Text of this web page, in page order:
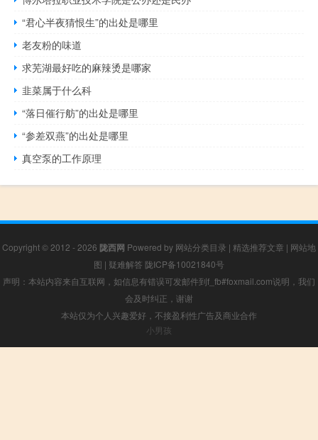
“君心半夜猜恨生”的出处是哪里
老友粉的味道
求芜湖最好吃的麻辣烫是哪家
韭菜属于什么科
“落日催行舫”的出处是哪里
“参差双燕”的出处是哪里
真空泵的工作原理
Copyright © 2012 - 2026 陇西网 Powered by 网站分类目录 | 精选推荐文章 | 网站地
图 | 疑难解答 陇ICP备10021840号
声明：本站内容来自互联网，如信息有错误可发邮件到f_fb#foxmail.com说明，我们
会及时纠正，谢谢
本站仅为个人兴趣爱好，不接盈利性广告及商业合作
小男孩